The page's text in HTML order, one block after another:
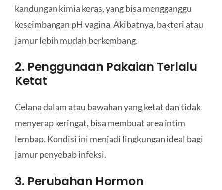
kandungan kimia keras, yang bisa mengganggu
keseimbangan pH vagina. Akibatnya, bakteri atau
jamur lebih mudah berkembang.
2. Penggunaan Pakaian Terlalu
Ketat
Celana dalam atau bawahan yang ketat dan tidak
menyerap keringat, bisa membuat area intim
lembap. Kondisi ini menjadi lingkungan ideal bagi
jamur penyebab infeksi.
3. Perubahan Hormon